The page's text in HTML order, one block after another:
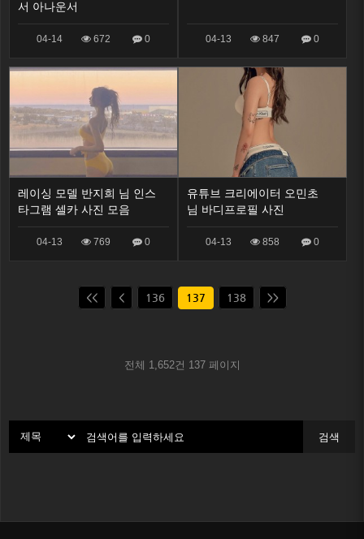
서 아나운서
04-14 672 0 04-13 847 0
레이싱 모델 반지희 님 인스
타그램 셀카 사진 모음
04-13 769 0
유튜브 크리에이터 오민초
님 바디프로필 사진
04-13 858 0
<< < 136 137 138 >>
전체 1,652건 137 페이지
검색